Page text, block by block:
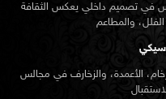
في تصميم داخلي يعكس الثقافة
الأعمدة، والزخارف في مجالس